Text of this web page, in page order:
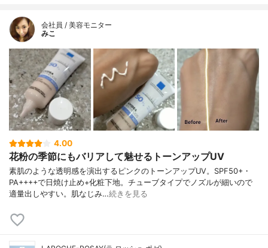
会社員 / 美容モニター
みこ
4.00
花粉の季節にもバリアして魅せるトーンアップUV
素肌のような透明感を演出するピンクのトーンアップUV。SPF50+・
PA++++で日焼け止め+化粧下地。チューブタイプでノズルが細いので
適量出しやすい。肌なじみ…続きを見る